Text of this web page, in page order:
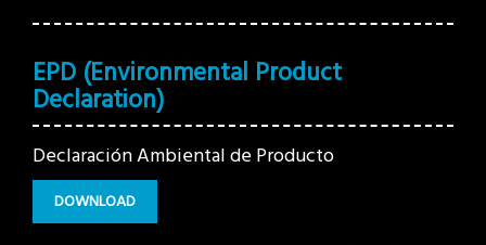
EPD (Environmental Product
Declaration)
Declaración Ambiental de Producto
DOWNLOAD